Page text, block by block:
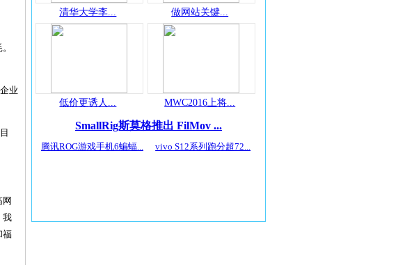
业
我
福
清华大学李... 做网站关键...
低价更诱人... MWC2016上将...
SmallRig斯莫格推出 FilMov ...
腾讯ROG游戏手机6蝙蝠... vivo S12系列跑分超72...